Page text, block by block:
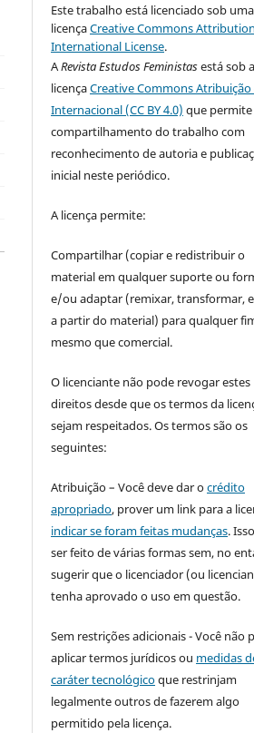
Este trabalho está licenciado sob uma
licençaCreative Commons
International License.
ARevista Estudos Feministasestá sob a
licençaCreative Commons Atribuição
Internacional (CC BY 4.0) que
compartilhamento do trabalho com
reconhecimento de autoria e
inicial neste periódico.
A licença permite:
Compartilhar (copiar e redistribuir o
material em qualquer suporte ou
e/ou adaptar (remixar, transformar,
a partir do material) para qualquer
mesmo que comercial.
O licenciante não pode revogar estes
direitos desde que os termos da
sejam respeitados. Os termos são os
seguintes:
Atribuição – Você deve dar ocrédito
apropriado, prover um link para a
indicar se foram feitas mudanças.
ser feito de várias formas sem, no
sugerir que o licenciador (ou
tenha aprovado o uso em questão.
Sem restrições adicionais - Você não
aplicar termos jurídicos ou medidas
caráter tecnológicoque restrinjam
legalmente outros de fazerem algo
permitido pela licença.